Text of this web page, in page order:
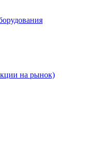
на рынок)